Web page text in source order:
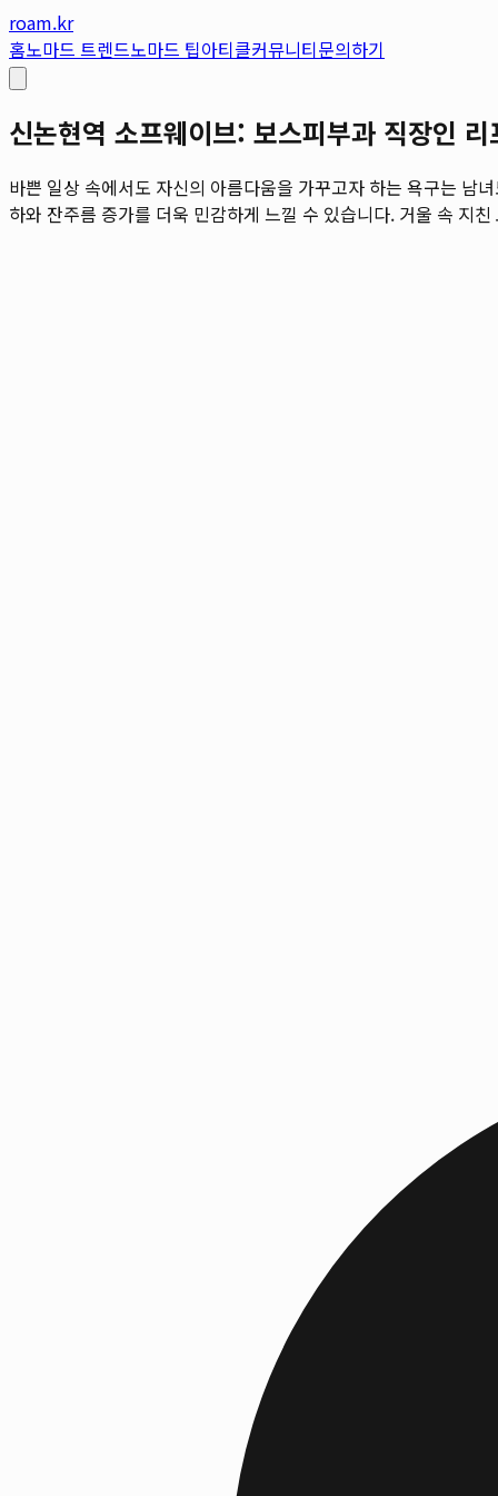
roam.kr
홈노마드 트렌드노마드 팁아티클커뮤니티문의하기
신논현역 소프웨이브: 보스피부과 직장
바쁜 일상 속에서도 자신의 아름다움을 가꾸고자 하는 욕구는 남
하와 잔주름 증가를 더욱 민감하게 느낄 수 있습니다. 거울 속 지